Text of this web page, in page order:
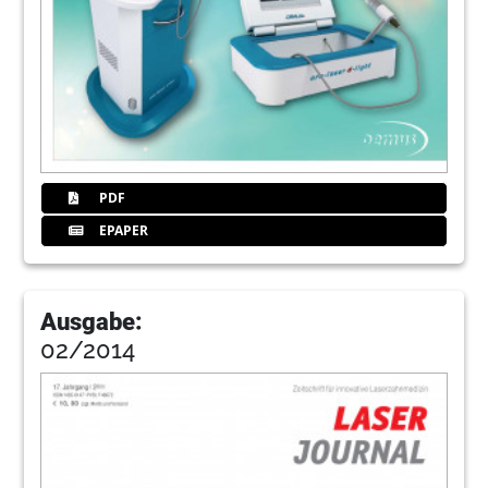
36Nachrichten
Redaktion
Unterspritzungstechniken zur
Faltenbehandlung im Gesicht
Dr. Kathrin Ledermann Dr. med. Andreas Britz
Fortbildung: Vom Einsteiger bis zum
Experten - alle(s) unter einem Dach!
Dr. Georg Bach/Freiburg im Breisgau
43Schönheit interdisziplinär - Mit dem Laser
ins Fortbildungsjahr 2010 starten
Qualitätsmanagement – Seminare 2010
PDF
EPAPER
Ausgabe:
02/2014